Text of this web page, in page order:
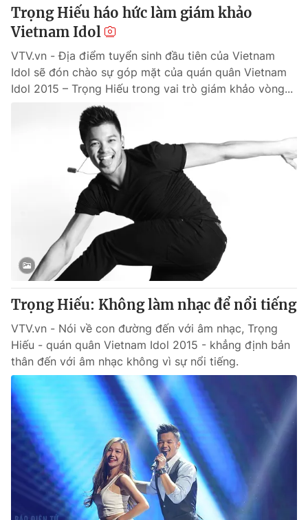
Trọng Hiếu háo hức làm giám khảo
Vietnam Idol
VTV.vn - Địa điểm tuyển sinh đầu tiên của Vietnam
Idol sẽ đón chào sự góp mặt của quán quân Vietnam
Idol 2015 – Trọng Hiếu trong vai trò giám khảo vòng...
Trọng Hiếu: Không làm nhạc để nổi tiếng
VTV.vn - Nói về con đường đến với âm nhạc, Trọng
Hiếu - quán quân Vietnam Idol 2015 - khẳng định bản
thân đến với âm nhạc không vì sự nổi tiếng.